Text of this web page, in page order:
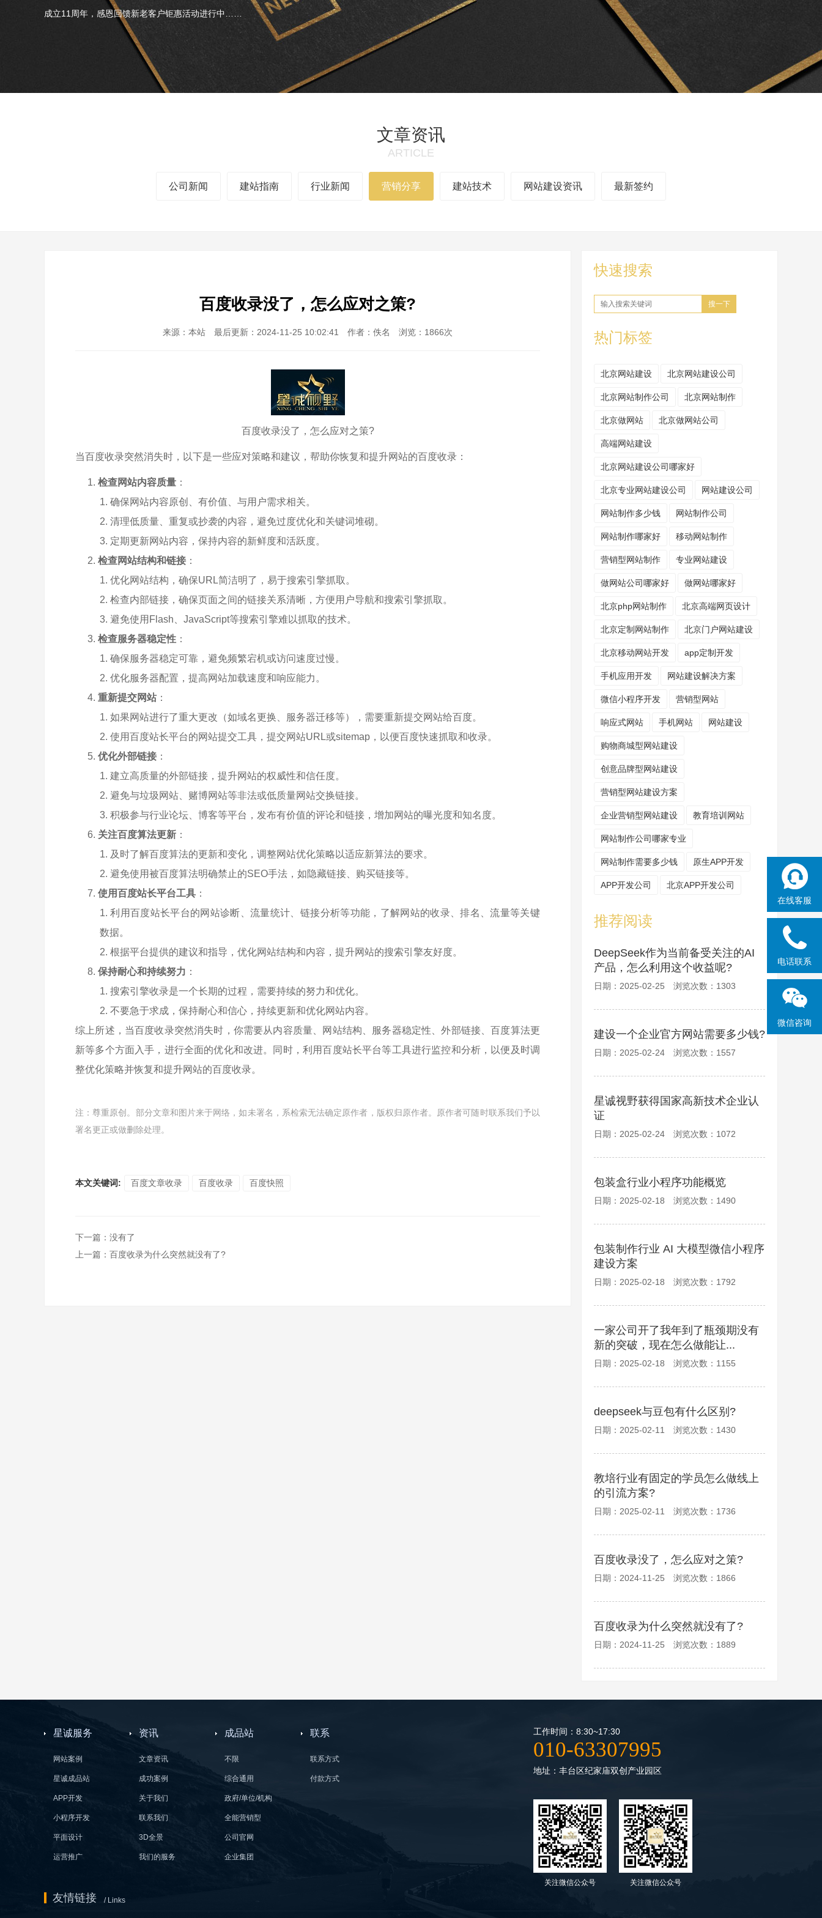
在线客服
电话联系
微信咨询
成立11周年，感恩回馈新老客户钜惠活动进行中……
文章资讯
ARTICLE
公司新闻 建站指南 行业新闻 营销分享 建站技术 网站建设资讯 最新签约
百度收录没了，怎么应对之策?
来源：本站 最后更新：2024-11-25 10:02:41 作者：佚名 浏览：1866次
百度收录没了，怎么应对之策?
当百度收录突然消失时，以下是一些应对策略和建议，帮助你恢复和提升网站的百度收录：
检查网站内容质量 ：
确保网站内容原创、有价值、与用户需求相关。
清理低质量、重复或抄袭的内容，避免过度优化和关键词堆砌。
定期更新网站内容，保持内容的新鲜度和活跃度。
检查网站结构和链接 ：
优化网站结构，确保URL简洁明了，易于搜索引擎抓取。
检查内部链接，确保页面之间的链接关系清晰，方便用户导航和搜索引擎抓取。
避免使用Flash、JavaScript等搜索引擎难以抓取的技术。
检查服务器稳定性 ：
确保服务器稳定可靠，避免频繁宕机或访问速度过慢。
优化服务器配置，提高网站加载速度和响应能力。
重新提交网站：
如果网站进行了重大更改（如域名更换、服务器迁移等），需要重新提交网站给百度。
使用百度站长平台的网站提交工具，提交网站URL或sitemap，以便百度快速抓取和收录。
优化外部链接 ：
建立高质量的外部链接，提升网站的权威性和信任度。
避免与垃圾网站、赌博网站等非法或低质量网站交换链接。
积极参与行业论坛、博客等平台，发布有价值的评论和链接，增加网站的曝光度和知名度。
关注百度算法更新 ：
及时了解百度算法的更新和变化，调整网站优化策略以适应新算法的要求。
避免使用被百度算法明确禁止的SEO手法，如隐藏链接、购买链接等。
使用百度站长平台工具 ：
利用百度站长平台的网站诊断、流量统计、链接分析等功能，了解网站的收录、排名、流量等关键
数据。
根据平台提供的建议和指导，优化网站结构和内容，提升网站的搜索引擎友好度。
保持耐心和持续努力 ：
搜索引擎收录是一个长期的过程，需要持续的努力和优化。
不要急于求成，保持耐心和信心，持续更新和优化网站内容。
综上所述，当百度收录突然消失时，你需要从内容质量、网站结构、服务器稳定性、外部链接、百度算法更
新等多个方面入手，进行全面的优化和改进。同时，利用百度站长平台等工具进行监控和分析，以便及时调
整优化策略并恢复和提升网站的百度收录。
注：尊重原创。部分文章和图片来于网络，如未署名，系检索无法确定原作者，版权归原作者。原作者可随时联系我们予以
署名更正或做删除处理。
本文关键词: 百度文章收录 百度收录 百度快照
下一篇 ：没有了
上一篇 ： 百度收录为什么突然就没有了?
快速搜索
搜一下
热门标签
北京网站建设 北京网站建设公司
北京网站制作公司 北京网站制作
北京做网站 北京做网站公司
高端网站建设
北京网站建设公司哪家好
北京专业网站建设公司 网站建设公司
网站制作多少钱 网站制作公司
网站制作哪家好 移动网站制作
营销型网站制作 专业网站建设
做网站公司哪家好 做网站哪家好
北京php网站制作 北京高端网页设计
北京定制网站制作 北京门户网站建设
北京移动网站开发 app定制开发
手机应用开发 网站建设解决方案
微信小程序开发 营销型网站
响应式网站 手机网站 网站建设
购物商城型网站建设
创意品牌型网站建设
营销型网站建设方案
企业营销型网站建设 教育培训网站
网站制作公司哪家专业
网站制作需要多少钱 原生APP开发
APP开发公司 北京APP开发公司
推荐阅读
DeepSeek作为当前备受关注的AI
产品，怎么利用这个收益呢?
日期：2025-02-25 浏览次数：1303
建设一个企业官方网站需要多少钱?
日期：2025-02-24 浏览次数：1557
星诚视野获得国家高新技术企业认
证
日期：2025-02-24 浏览次数：1072
包装盒行业小程序功能概览
日期：2025-02-18 浏览次数：1490
包装制作行业 AI 大模型微信小程序
建设方案
日期：2025-02-18 浏览次数：1792
一家公司开了我年到了瓶颈期没有
新的突破，现在怎么做能让...
日期：2025-02-18 浏览次数：1155
deepseek与豆包有什么区别?
日期：2025-02-11 浏览次数：1430
教培行业有固定的学员怎么做线上
的引流方案?
日期：2025-02-11 浏览次数：1736
百度收录没了，怎么应对之策?
日期：2024-11-25 浏览次数：1866
百度收录为什么突然就没有了?
日期：2024-11-25 浏览次数：1889
星诚服务
网站案例
星诚成品站
APP开发
小程序开发
平面设计
运营推广
资讯
文章资讯
成功案例
关于我们
联系我们
3D全景
我们的服务
成品站
不限
综合通用
政府/单位/机构
全能营销型
公司官网
企业集团
联系
联系方式
付款方式
工作时间：8:30~17:30
010-63307995
地址：丰台区纪家庙双创产业园区
关注微信公众号 关注微信公众号
友情链接 / Links